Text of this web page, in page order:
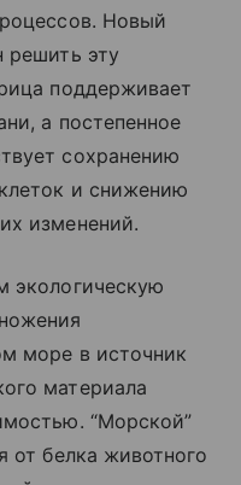
Новый
решить эту
поддерживает
а постепенное
сохранению
и снижению
изменений.
экологическую
море в источник
материала
“Морской”
от белка животного